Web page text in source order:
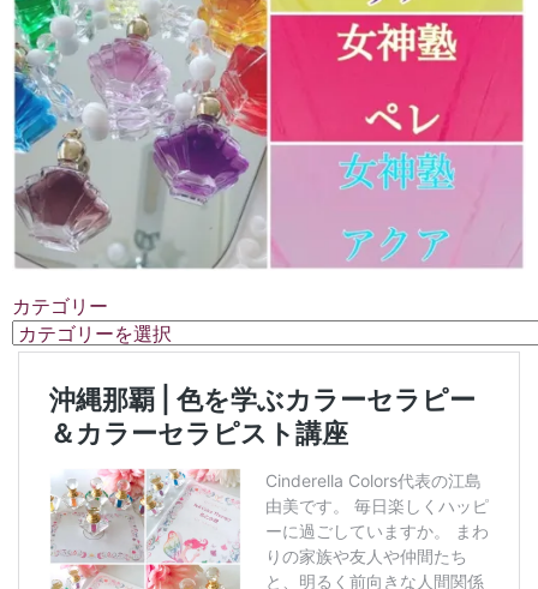
カテゴリー
カ
テ